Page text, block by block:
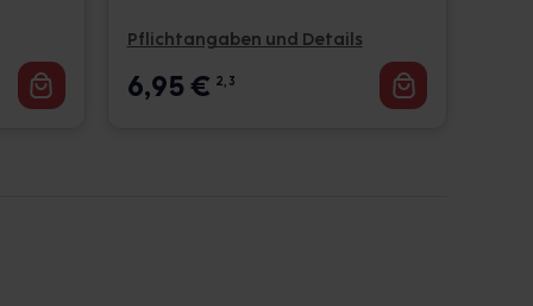
Pflichtangaben und Details
6,95€ 2, 3